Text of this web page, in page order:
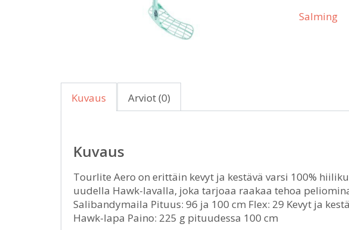
Salming
Kuvaus Arviot (0)
Kuvaus
Tourlite Aero on erittäin kevyt ja kestävä varsi 100%
uudella Hawk-lavalla, joka tarjoaa raakaa tehoa
Salibandymaila Pituus: 96 ja 100 cm Flex: 29 Kevyt ja
Hawk-lapa Paino: 225 g pituudessa 100 cm